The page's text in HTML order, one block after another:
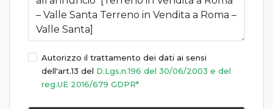
Autorizzo il trattamento dei dati ai sensi
dell'art.13 del D.Lgs.n.196 del 30/06/2003 e del
reg.UE 2016/679 GDPR*